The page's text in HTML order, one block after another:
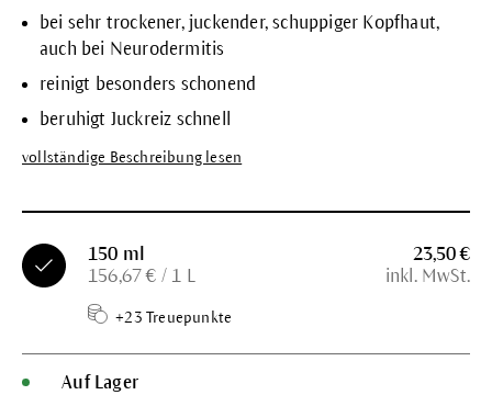
bei sehr trockener, juckender, schuppiger Kopfhaut,
auch bei Neurodermitis
reinigt besonders schonend
beruhigt Juckreiz schnell
vollständige Beschreibung lesen
150 ml
156,67 € / 1 L
+23 Treuepunkte
23,50 €
inkl. MwSt.
Auf Lager